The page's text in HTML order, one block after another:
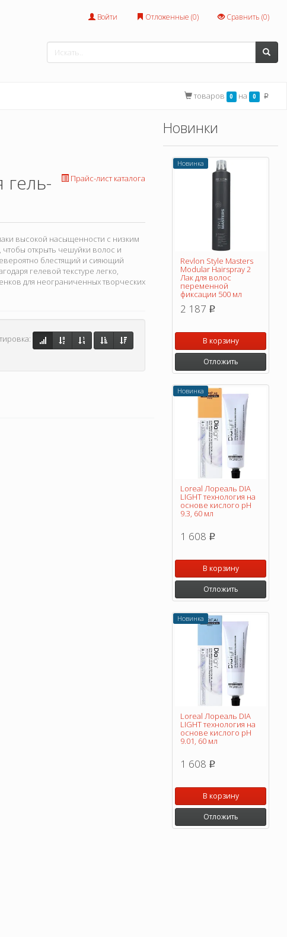
Войти Отложенные (0) Сравнить (0)
товаров 0 на 0 p
Прайс-лист каталога
высокой насыщенности с низким
открыть чешуйки волос и
блестящий и сияющий
гелевой текстуре легко,
для неограниченных творческих
Новинки
Новинка
Revlon Style Masters
Modular Hairspray 2
Лак для волос
переменной
фиксации 500 мл
2 187 p
В корзину
Отложить
Новинка
Loreal Лореаль DIA
LIGHT технология на
основе кислого pH
9.3, 60 мл
1 608 p
В корзину
Отложить
Новинка
Loreal Лореаль DIA
LIGHT технология на
основе кислого pH
9.01, 60 мл
1 608 p
В корзину
Отложить